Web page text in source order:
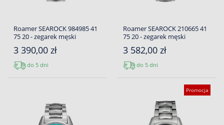
Roamer SEAROCK 984985 41
75 20 - zegarek męski
3 390,00 zł
do 5 dni
Roamer SEAROCK 210665 41
75 20 - zegarek męski
3 582,00 zł
do 5 dni
Promocja